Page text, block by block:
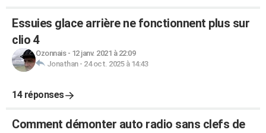
Essuies glace arrière ne fonctionnent plus sur
clio 4
Ozonnais- 12 janv. 2021 à 22:09
Jonathan- 24 oct. 2025 à 14:43
14 réponses
Comment démonter auto radio sans clefs de